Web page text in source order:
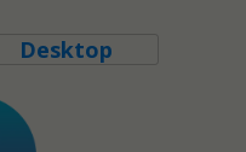
Desktop